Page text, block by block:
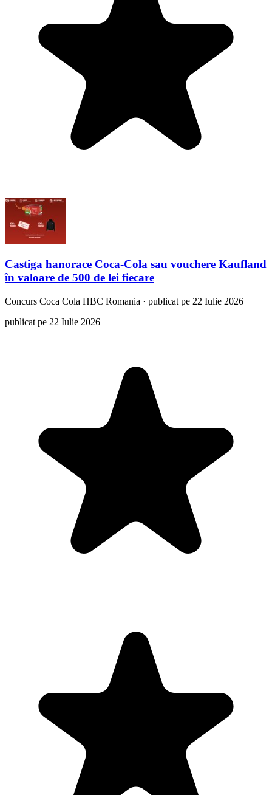
Castiga hanorace Coca-Cola sau vouchere Kaufland
în valoare de 500 de lei fiecare
Concurs Coca Cola HBC Romania · publicat pe 22 Iulie 2026
publicat pe 22 Iulie 2026